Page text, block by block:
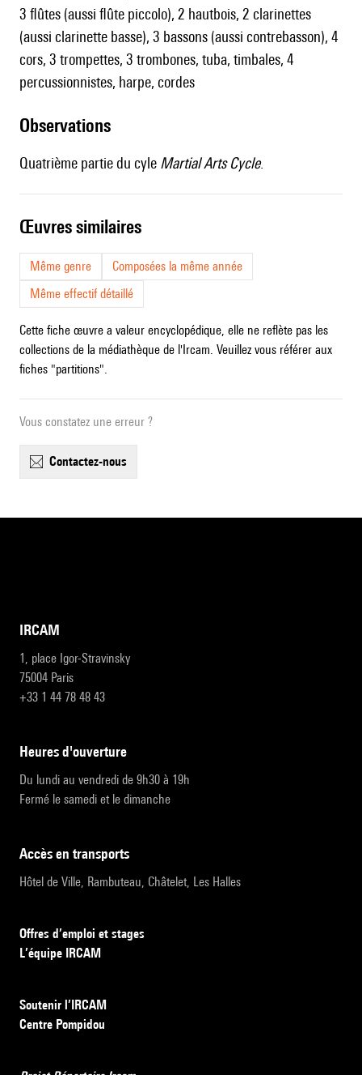
3 flûtes (aussi flûte piccolo), 2 hautbois, 2 clarinettes
(aussi clarinette basse), 3 bassons (aussi contrebasson), 4
cors, 3 trompettes, 3 trombones, tuba, timbales, 4
percussionnistes, harpe, cordes
observations
Quatrième partie du cyle Martial Arts Cycle.
œuvres similaires
Même genre
Composées la même année
Même effectif détaillé
Cette fiche œuvre a valeur encyclopédique, elle ne reflète pas les
collections de la médiathèque de l'Ircam. Veuillez vous référer aux
fiches "partitions".
Vous constatez une erreur ?
contactez-nous
IRCAM
1, place Igor-Stravinsky
75004 Paris
+33 1 44 78 48 43
heures d'ouverture
Du lundi au vendredi de 9h30 à 19h
Fermé le samedi et le dimanche
accès en transports
Hôtel de Ville, Rambuteau, Châtelet, Les Halles
Offres d’emploi et stages
L’équipe IRCAM
Soutenir l’IRCAM
Centre Pompidou